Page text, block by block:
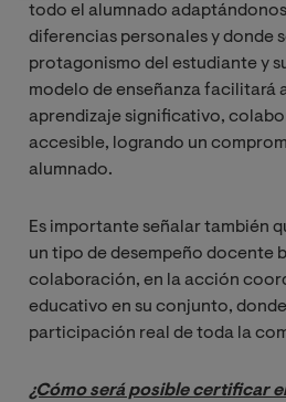
todo el alumnado
diferencias personales y donde
protagonismo del estudiante y
modelo de enseñanza facilitará
aprendizaje significativo,
accesible, logrando un
alumnado.
Es importante señalar también
un tipo de desempeño docente
colaboración, en la acción
educativo en su conjunto,
participación real de toda la
¿Cómo será posible certificar